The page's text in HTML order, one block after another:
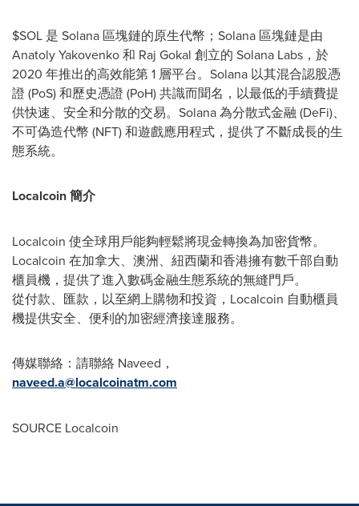
$SOL 是 Solana 區塊鏈的原生代幣；Solana 區塊鏈是由
Anatoly Yakovenko和 Raj Gokal 創立的 Solana Labs，於
2020 年推出的高效能第 1 層平台。Solana 以其混合認股憑
證 (PoS) 和歷史憑證 (PoH) 共識而聞名，以最低的手續費提
供快速、安全和分散的交易。Solana 為分散式金融 (DeFi)、
不可偽造代幣 (NFT) 和遊戲應用程式，提供了不斷成長的生
態系統。
Localcoin 簡介
Localcoin 使全球用戶能夠輕鬆將現金轉換為加密貨幣。
Localcoin 在加拿大、澳洲、紐西蘭和香港擁有數千部自動
櫃員機，提供了進入數碼金融生態系統的無縫門戶。
從付款、匯款，以至網上購物和投資，Localcoin 自動櫃員
機提供安全、便利的加密經濟接達服務。
傳媒聯絡：請聯絡 Naveed，
naveed.a@localcoinatm.com
SOURCE Localcoin